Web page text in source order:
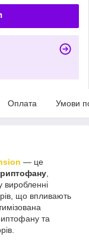
Оплата Умови
— це
виробленні
що впливають
та